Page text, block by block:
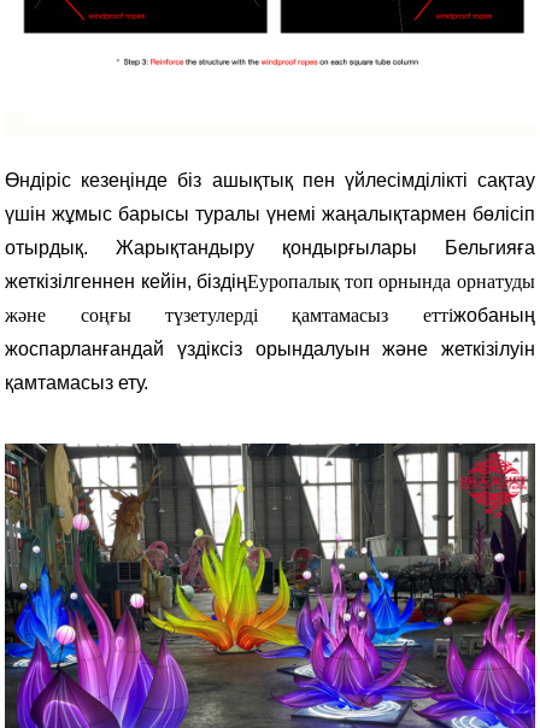
Өндіріс кезеңінде біз ашықтық пен үйлесімділікті сақтау
үшін жұмыс барысы туралы үнемі жаңалықтармен бөлісіп
отырдық. Жарықтандыру қондырғылары Бельгияға
жеткізілгеннен кейін, біздіңЕуропалық топ орнында орнатуды
және соңғы түзетулерді қамтамасыз еттіжобаның
жоспарланғандай үздіксіз орындалуын және жеткізілуін
қамтамасыз ету.